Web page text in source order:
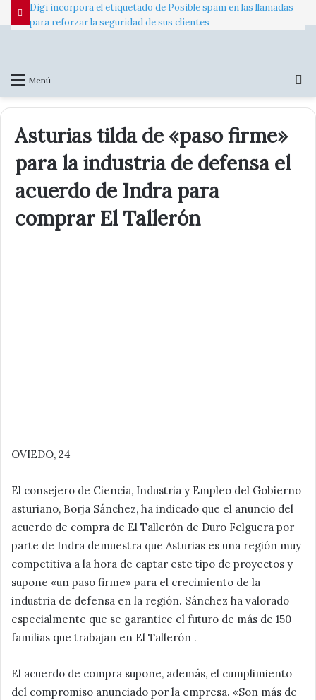
Digi incorpora el etiquetado de Posible spam en las llamadas
para reforzar la seguridad de sus clientes
Menú
Asturias tilda de «paso firme»
para la industria de defensa el
acuerdo de Indra para
comprar El Tallerón
OVIEDO, 24
El consejero de Ciencia, Industria y Empleo del Gobierno
asturiano, Borja Sánchez, ha indicado que el anuncio del
acuerdo de compra de El Tallerón de Duro Felguera por
parte de Indra demuestra que Asturias es una región muy
competitiva a la hora de captar este tipo de proyectos y
supone «un paso firme» para el crecimiento de la
industria de defensa en la región. Sánchez ha valorado
especialmente que se garantice el futuro de más de 150
familias que trabajan en El Tallerón .
El acuerdo de compra supone, además, el cumplimiento
del compromiso anunciado por la empresa. «Son más de